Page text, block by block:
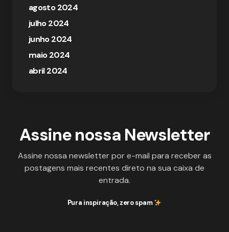
agosto 2024
julho 2024
junho 2024
maio 2024
abril 2024
Assine nossa Newsletter
Assine nossa newsletter por e-mail para receber as
postagens mais recentes direto na sua caixa de
entrada.
Pura inspiração, zero spam